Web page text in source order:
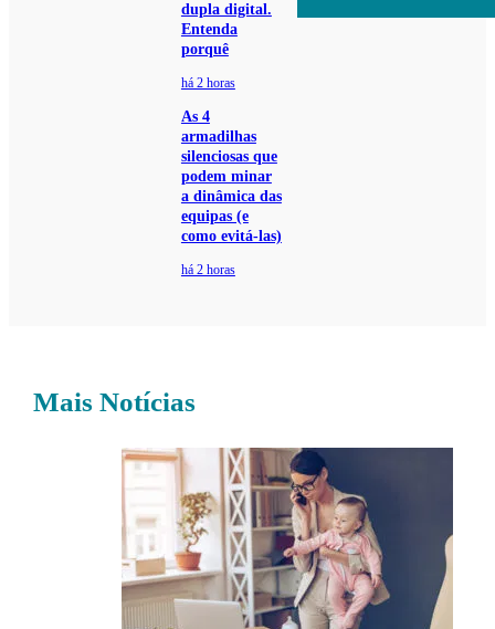
dupla digital.
Entenda
porquê
há 2 horas
As 4
armadilhas
silenciosas que
podem minar
a dinâmica das
equipas (e
como evitá-las)
há 2 horas
Mais Notícias